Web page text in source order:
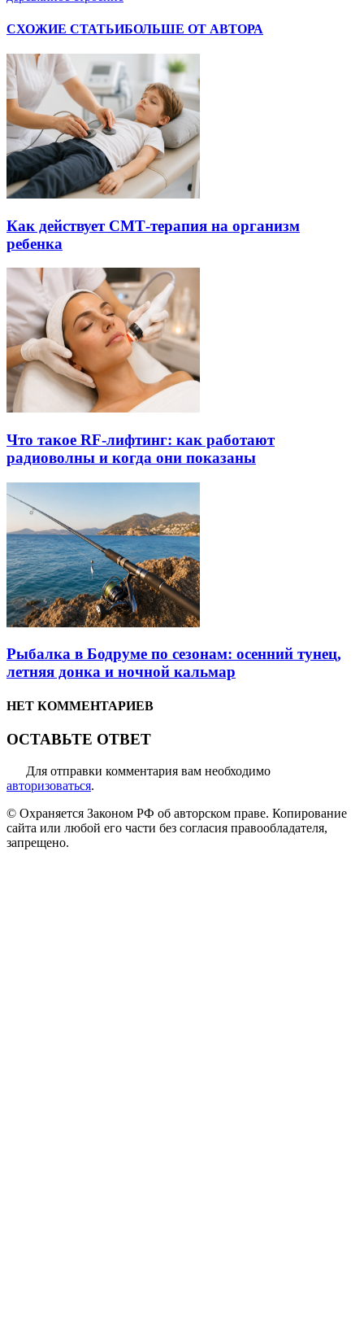
СХОЖИЕ СТАТЬИБОЛЬШЕ ОТ АВТОРА
Как действует СМТ-терапия на организм
ребенка
Что такое RF-лифтинг: как работают
радиоволны и когда они показаны
Рыбалка в Бодруме по сезонам: осенний тунец,
летняя донка и ночной кальмар
НЕТ КОММЕНТАРИЕВ
ОСТАВЬТЕ ОТВЕТ
Для отправки комментария вам необходимо
авторизоваться.
© Охраняется Законом РФ об авторском праве. Копирование
сайта или любой его части без согласия правообладателя,
запрещено.